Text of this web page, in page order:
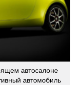
автосалоне
автомобиль